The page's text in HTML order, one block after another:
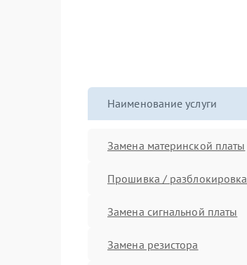
Наименование услуги
Замена материнской платы
Прошивка / разблокировка
Замена сигнальной платы
Замена резистора